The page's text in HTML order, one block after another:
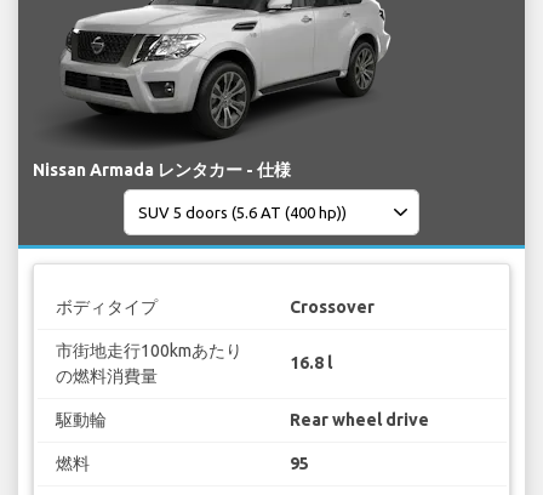
Nissan Armada レンタカー - 仕様
ボディタイプ Crossover
市街地走行100kmあたり
の燃料消費量
16.8 l
駆動輪 Rear wheel drive
燃料 95